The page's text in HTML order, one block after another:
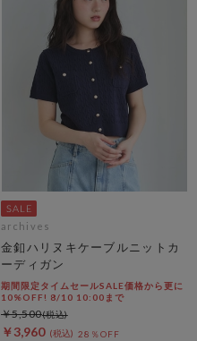
archives
金釦ハリヌキケーブルニットカ
ーディガン
期間限定タイムセールSALE価格から更に
10%OFF! 8/10 10:00まで
￥3,960 28％OFF
￥5,500